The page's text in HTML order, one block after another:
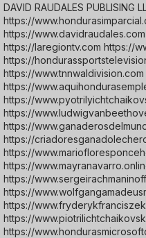
DAVID RAUDALES PUBLISING
https://
https://
https://laregiontv.com https://
https://
https://www.tnnwaldivision.com
https://
https://
https://
https://
https://
https://
https://
https://
https://
https://
https://
https://